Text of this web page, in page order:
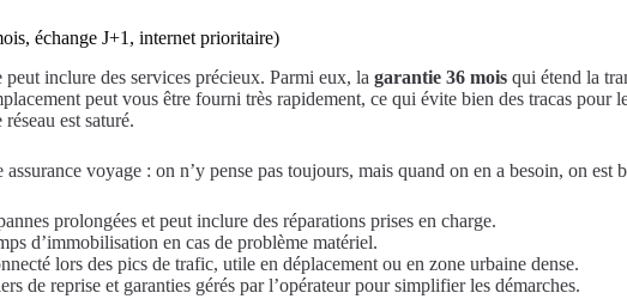
échange J+1, internet prioritaire)
inclure des services précieux. Parmi eux, la garantie 36 mois qui étend la
peut vous être fourni très rapidement, ce qui évite bien des tracas pour
est saturé.
assurance voyage : on n’y pense pas toujours, mais quand on en a besoin, on
prolongées et peut inclure des réparations prises en charge.
d’immobilisation en cas de problème matériel.
lors des pics de trafic, utile en déplacement ou en zone urbaine dense.
de reprise et garanties gérés par l’opérateur pour simplifier les démarches.